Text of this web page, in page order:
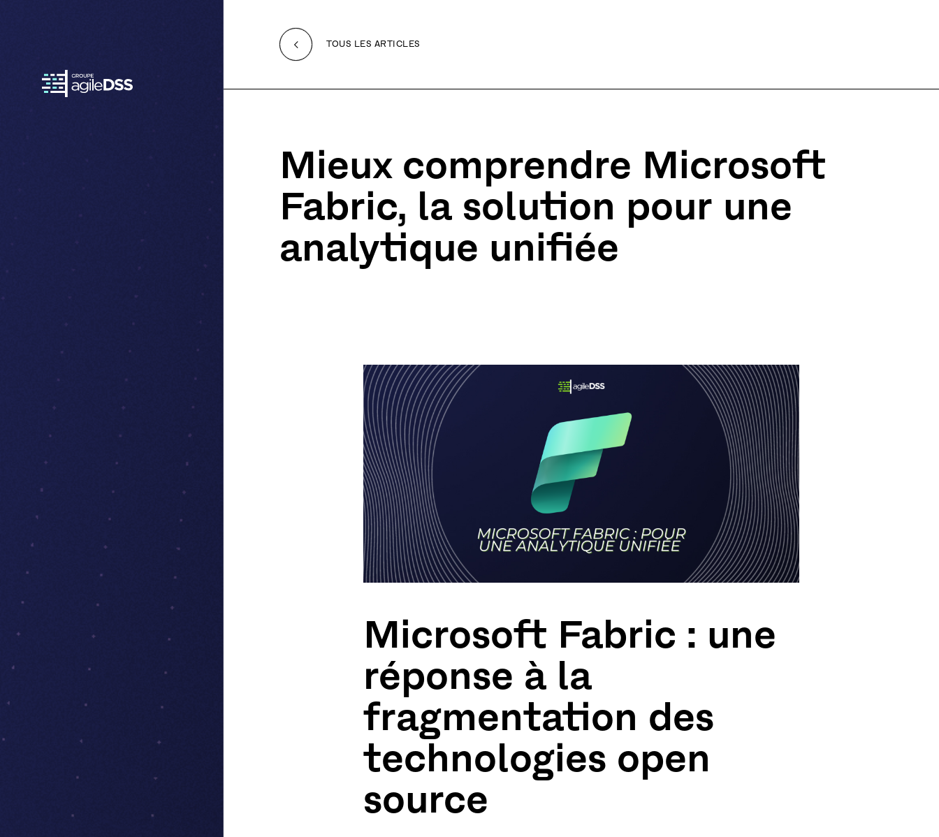
Retour
à
Accessibilité
TOUS LES ARTICLES
Mieux comprendre Microsoft
Fabric, la solution pour une
analytique unifiée
Microsoft Fabric : une
réponse à la
fragmentation des
technologies open
source